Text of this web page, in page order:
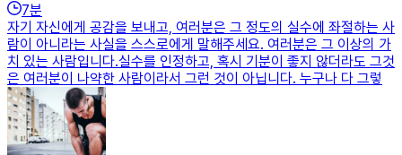
7분
자기 자신에게 공감을 보내고, 여러분은 그 정도의 실수에 좌절하는 사
람이 아니라는 사실을 스스로에게 말해주세요. 여러분은 그 이상의 가
치 있는 사람입니다.실수를 인정하고, 혹시 기분이 좋지 않더라도 그것
은 여러분이 나약한 사람이라서 그런 것이 아닙니다. 누구나 다 그렇